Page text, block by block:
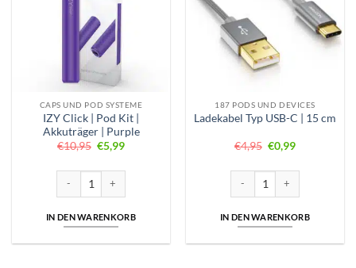
CAPS UND POD SYSTEME
IZY Click | Pod Kit |
Akkuträger | Purple
€10,95 Ursprünglicher
Preis
€5,99Aktueller
IN DEN WARENKORB
187 PODS UND DEVICES
Ladekabel Typ USB-C | 15 cm
€4,95 Ursprünglicher
Preis
€0,99Aktueller
IN DEN WARENKORB